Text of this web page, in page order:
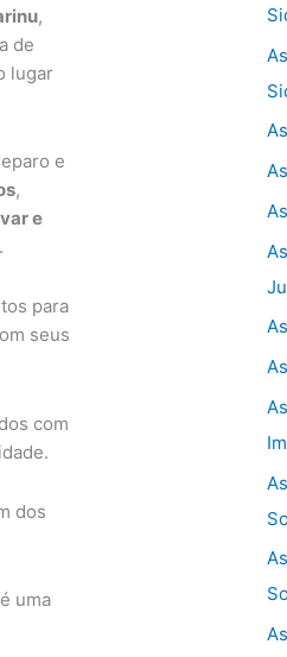
,
de
lugar
e
,
e
para
seus
com
dos
uma